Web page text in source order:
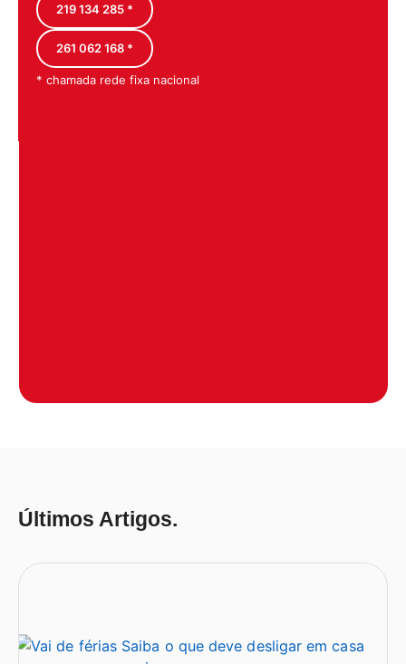
219 134 285 *
261 062 168 *
* chamada rede fixa nacional
Últimos Artigos.